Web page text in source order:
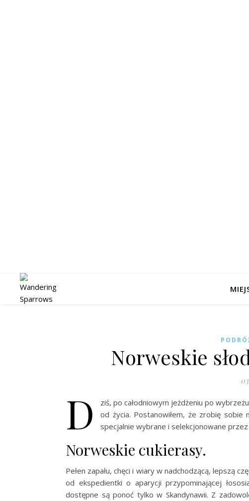
Norweskie
D
ziś, po całodniowym jeżdżeniu po
od życia. Postanowiłem, że zrobię
specjalnie wybrane i selekcjonowane
Norweskie cukierasy.
Pełen zapału, chęci i wiary w nadchodzącą, lepszą
od ekspedientki o aparycji przypominającej
dostępne są ponoć tylko w Skandynawii. Z